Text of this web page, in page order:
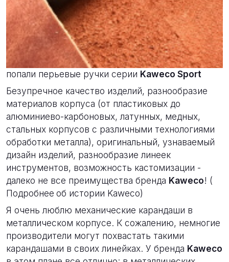
Евгения Карчевская о Kaweco Special AL
Это не первый инструмент брендаKaweco,
который я держу в руках. Первыми в мои руки
попали перьевые ручки серии Kaweco Sport
Безупречное качество изделий, разнообразие
материалов корпуса (от пластиковых до
алюминиево-карбоновых, латунных, медных,
стальных корпусов с различными технологиями
обработки металла), оригинальный, узнаваемый
дизайн изделий, разнообразие линеек
инструментов, возможность кастомизации -
далеко не все преимущества бренда Kaweco! (
Подробнее об истории Kaweco)
Я очень люблю механические карандаши в
металлическом корпусе. К сожалению, немногие
производители могут похвастать такими
карандашами в своих линейках. У бренда Kaweco